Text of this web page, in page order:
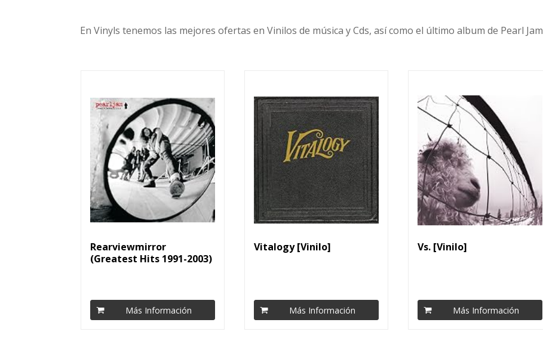
En Vinyls tenemos las mejores ofertas en Vinilos de música y Cds, así como el último album de Pearl Jam
Rearviewmirror
(Greatest Hits 1991-2003)
Más Información
Vitalogy [Vinilo]
Más Información
Vs. [Vinilo]
Más Información